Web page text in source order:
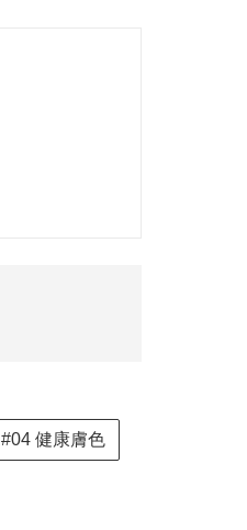
#04 健康膚色